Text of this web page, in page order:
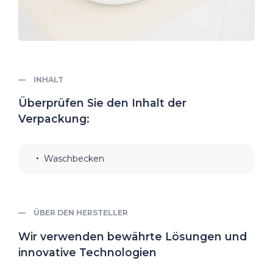
INHALT
Überprüfen Sie den Inhalt der
Verpackung:
Waschbecken
ÜBER DEN HERSTELLER
Wir verwenden bewährte Lösungen und
innovative Technologien